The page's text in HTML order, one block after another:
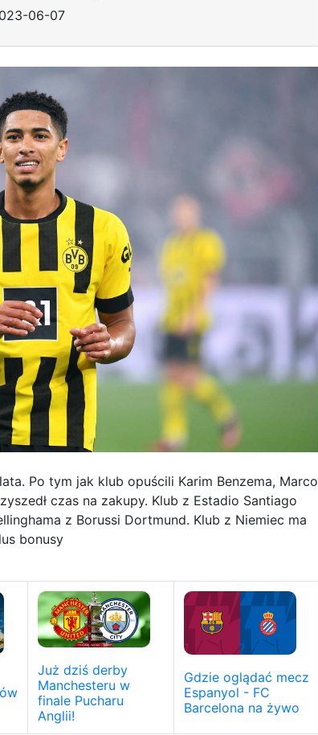
06-07
Po tym jak klub opuścili Karim Benzema, Marco
czas na zakupy. Klub z Estadio Santiago
z Borussi Dortmund. Klub z Niemiec ma
bonusy
Już dziś derby
Manchesteru w
finale Pucharu
Anglii!
Gdzie oglądać mecz
Espanyol - FC
Barcelona na żywo